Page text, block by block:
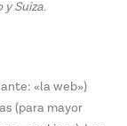
Suiza.
«la web»)
(para mayor